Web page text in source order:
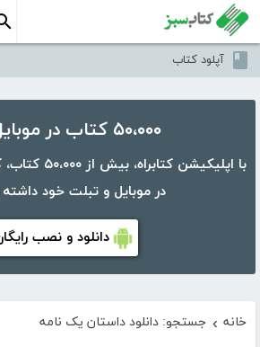
آپلود کتاب
۵۰،۰۰۰ کتاب در موبایل شما
با اپلیکیشن
در موبایل و تبلت خود
دانلود و نصب
خانه › جستجو: دانلود داستان یک نامه